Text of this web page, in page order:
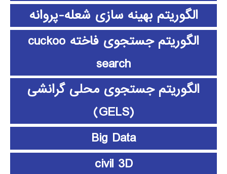
الگوریتم بهینه سازی شعله-پروانه
الگوریتم جستجوی فاخته cuckoo
search
الگوریتم جستجوی محلی گرانشی
(GELS)
Big Data
civil 3D